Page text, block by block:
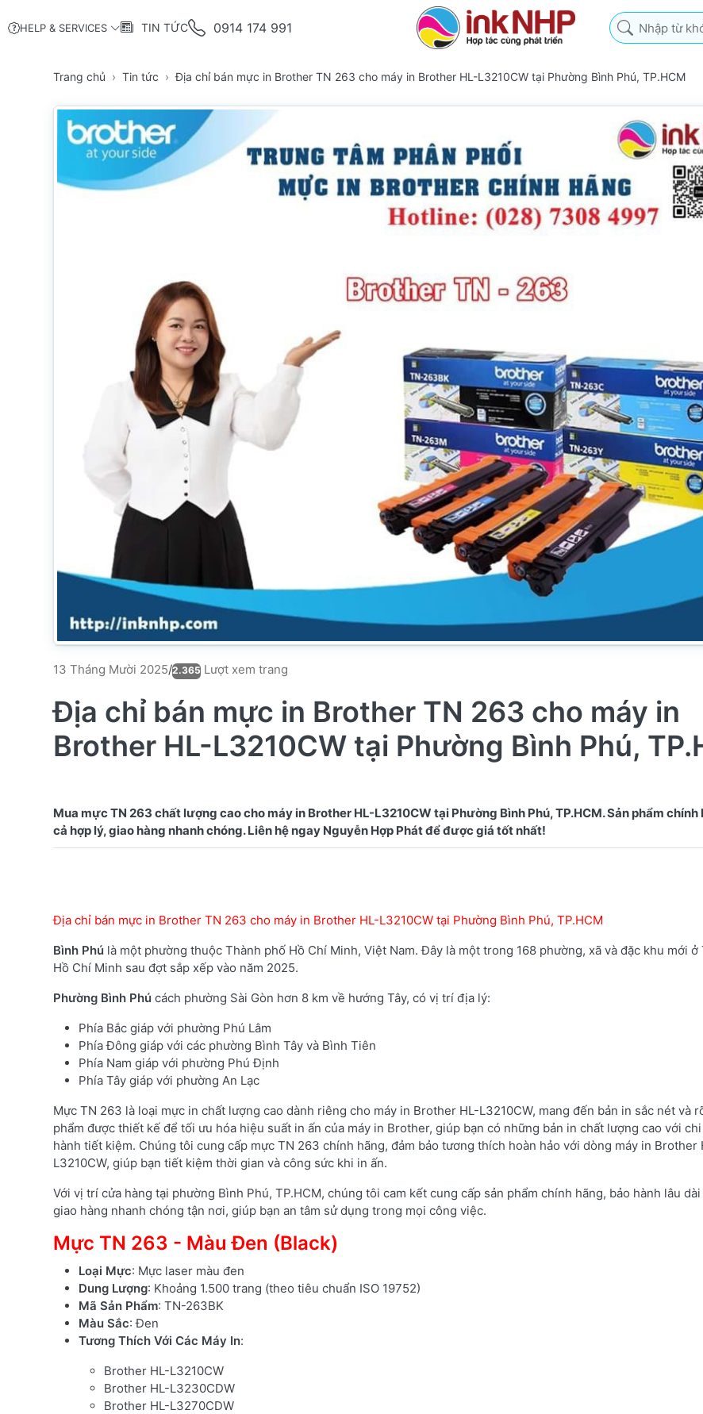
HELP & SERVICES TIN TỨC 0914 174 991
Nhập từ khóa
Trang chủ Tin tức Địa chỉ bán mực in Brother TN 263 cho máy in Brother HL-L3210CW tại Phường Bình Phú, TP.HCM
13 Tháng Mười 2025/2.365 Lượt xem trang
Địa chỉ bán mực in Brother TN 263 cho máy in
Brother HL-L3210CW tại Phường Bình Phú,
Mua mực TN 263 chất lượng cao cho máy in Brother HL-L3210CW tại Phường Bình Phú, TP.HCM. Sản phẩm chính
Địa chỉ bán mực in Brother TN 263 cho máy in Brother HL-L3210CW tại Phường Bình Phú, TP.HCM
Bình Phú là một phường thuộc Thành phố Hồ Chí Minh, Việt Nam. Đây là một trong 168 phường, xã và đặc khu mới ở
Hồ Chí Minh sau đợt sắp xếp vào năm 2025.
Phường Bình Phú cách phường Sài Gòn hơn 8 km về hướng Tây, có vị trí địa lý:
Phía Bắc giáp với phường Phú Lâm
Phía Đông giáp với các phường Bình Tây và Bình Tiên
Phía Nam giáp với phường Phú Định
Phía Tây giáp với phường An Lạc
Mực TN 263 là loại mực in chất lượng cao dành riêng cho máy in Brother HL-L3210CW, mang đến bản in sắc nét và
phẩm được thiết kế để tối ưu hóa hiệu suất in ấn của máy in Brother, giúp bạn có những bản in chất lượng cao với
hành tiết kiệm. Chúng tôi cung cấp mực TN 263 chính hãng, đảm bảo tương thích hoàn hảo với dòng máy in Brother
L3210CW, giúp bạn tiết kiệm thời gian và công sức khi in ấn.
Với vị trí cửa hàng tại phường Bình Phú, TP.HCM, chúng tôi cam kết cung cấp sản phẩm chính hãng, bảo hành lâu
giao hàng nhanh chóng tận nơi, giúp bạn an tâm sử dụng trong mọi công việc.
Mực TN 263 - Màu Đen (Black)
Loại Mực: Mực laser màu đen
Dung Lượng: Khoảng 1.500 trang (theo tiêu chuẩn ISO 19752)
Mã Sản Phẩm: TN-263BK
Màu Sắc: Đen
Tương Thích Với Các Máy In:
Brother HL-L3210CW
Brother HL-L3230CDW
Brother HL-L3270CDW